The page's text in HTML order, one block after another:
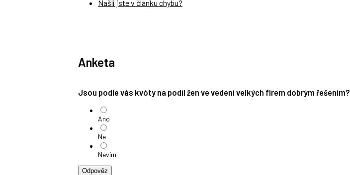
Našli jste v článku chybu?
Anketa
Jsou podle vás kvóty na podíl žen ve vedení velkých firem dobrým řešením?
Ano
Ne
Nevím
Odpověz